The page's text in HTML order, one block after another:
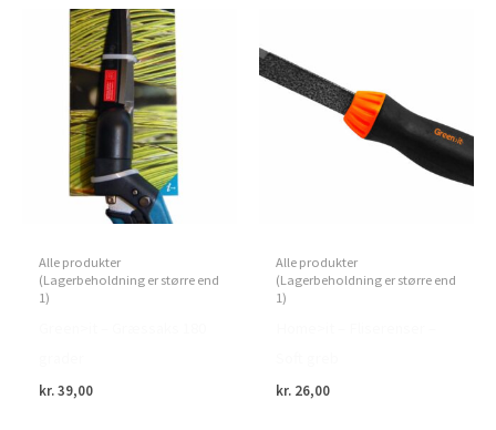
Alle produkter
(Lagerbeholdning er større end
1)
kr.39,00
Alle produkter
(Lagerbeholdning er større end
1)
kr. 26,00